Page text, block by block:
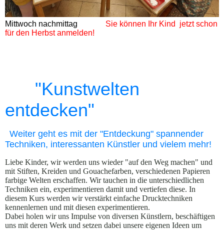
Mittwoch nachmittag Sie können Ihr Kind jetzt schon
für den Herbst anmelden!
"Kunstwelten
entdecken"
Weiter geht es mit der "Entdeckung" spannender
Techniken, interessanten Künstler und vielem mehr!
Liebe Kinder, wir werden uns wieder "auf den Weg machen" und
mit Stiften, Kreiden und Gouachefarben, verschiedenen Papieren
farbige Welten erschaffen. Wir tauchen in die unterschiedlichen
Techniken ein, experimentieren damit und vertiefen diese. In
diesem Kurs werden wir verstärkt einfache Drucktechniken
kennenlernen und mit diesen experimentieren.
Dabei holen wir uns Impulse von diversen Künstlern, beschäftigen
uns mit deren Werk und setzen dabei unsere eigenen Ideen um